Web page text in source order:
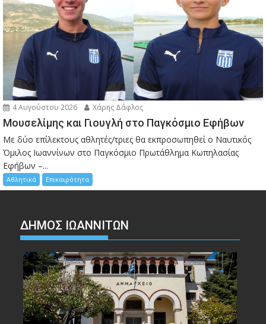
4 Αυγούστου 2026 Χάρης Δάφλος
Μουσελίμης και Γιουγλή στο Παγκόσμιο Εφήβων
Mε δύο επίλεκτους αθλητές/τριες θα εκπροσωπηθεί ο Ναυτικός
Όμιλος Ιωαννίνων στο Παγκόσμιο Πρωτάθλημα Κωπηλασίας
Εφήβων –...
Αθλητικά Επικαιρότητα
ΔΗΜΟΣ ΙΩΑΝΝΙΤΩΝ